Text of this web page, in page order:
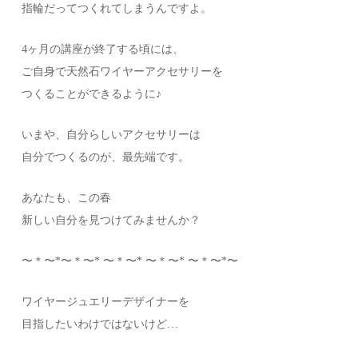
指輪だってつくれてしまうんですよ。
4ヶ月の講座が終了する頃には、
ご自身で天然石ワイヤーアクセサリーを
つくることができるように♪
いまや、自分らしいアクセサリーは
自分でつくるのが、最先端です。
あなたも、この春
新しい自分を見つけてみませんか？
〜＊〜*〜＊〜* 〜＊〜* 〜＊〜* 〜＊〜*〜
ワイヤージュエリーデザイナーを
目指したいわけではないけど…